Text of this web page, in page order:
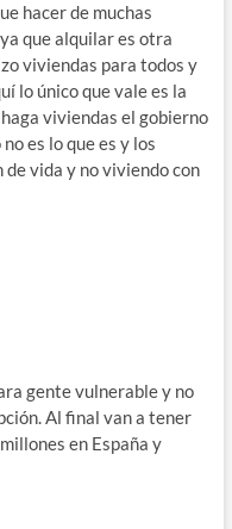
hacer de muchas
que alquilar es otra
viviendas para todos y
lo único que vale es la
viviendas el gobierno
es lo que es y los
vida y no viviendo con
gente vulnerable y no
Al final van a tener
en España y